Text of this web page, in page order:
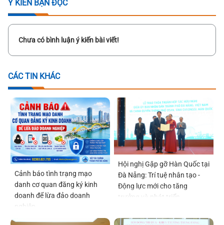
Ý KIẾN BẠN ĐỌC
Chưa có bình luận ý kiến bài viết!
CÁC TIN KHÁC
Cảnh báo tình trạng mạo
danh cơ quan đăng ký kinh
doanh để lừa đảo doanh
nghiệp
Hội nghị Gặp gỡ Hàn Quốc tại
Đà Nẵng: Trí tuệ nhân tạo -
Động lực mới cho tăng
trưởng và phát triển